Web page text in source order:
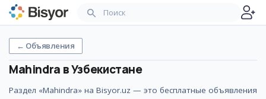
← Объявления
Mahindra в Узбекистане
Раздел «Mahindra» на Bisyor.uz — это бесплатные объявления